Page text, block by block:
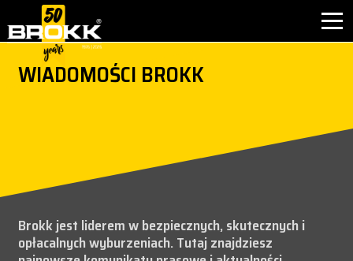
window.dataLayer = window.dataLayer || []; function gtag(){dataLayer.push(arguments);} gtag('js', new
Date()); gtag('config', 'G-BE6T2PVZWW');
GAŁĘZIE PRZEMYSŁU
OBSŁUGA POSPRZEDAŻNA
DLACZEGO BROKK
WIADOMOŚCI BROKK
Brokk jest liderem w bezpiecznych, skutecznych i
opłacalnych wyburzeniach. Tutaj znajdziesz